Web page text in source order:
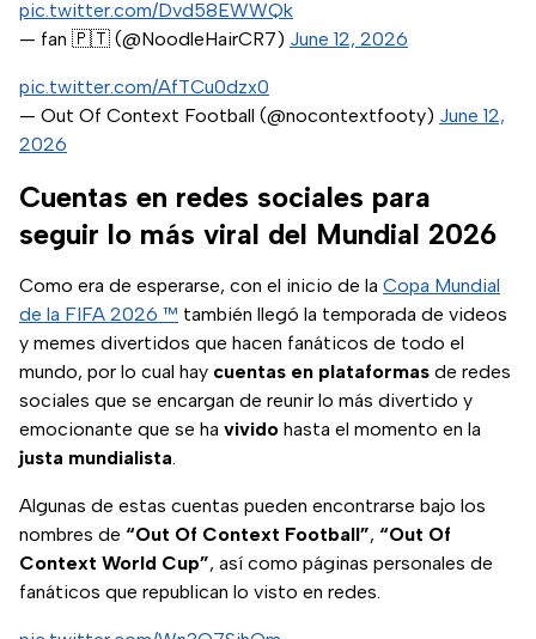
pic.twitter.com/Dvd58EWWQk
— fan 🇵🇹 (@NoodleHairCR7) June 12, 2026
pic.twitter.com/AfTCu0dzx0
— Out Of Context Football (@nocontextfooty) June 12,
2026
Cuentas en redes sociales para
seguir lo más viral del Mundial 2026
Como era de esperarse, con el inicio de la Copa Mundial
de la FIFA 2026 ™ también llegó la temporada de videos
y memes divertidos que hacen fanáticos de todo el
mundo, por lo cual hay cuentas en plataformas de redes
sociales que se encargan de reunir lo más divertido y
emocionante que se ha vivido hasta el momento en la
justa mundialista.
Algunas de estas cuentas pueden encontrarse bajo los
nombres de “Out Of Context Football”, “Out Of
Context World Cup”, así como páginas personales de
fanáticos que republican lo visto en redes.